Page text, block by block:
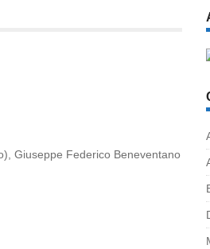
Giuseppe Federico Beneventano